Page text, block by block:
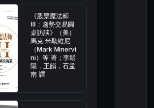
《股票魔法師
Ⅲ：趨勢交易圓
桌訪談》（美）
馬克·米勒維尼
（Mark Minervi
ni）等 著；李鬆
陽，王韻，石孟
南 譯